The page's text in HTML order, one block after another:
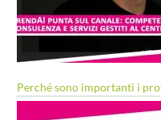
Perché sono importanti i